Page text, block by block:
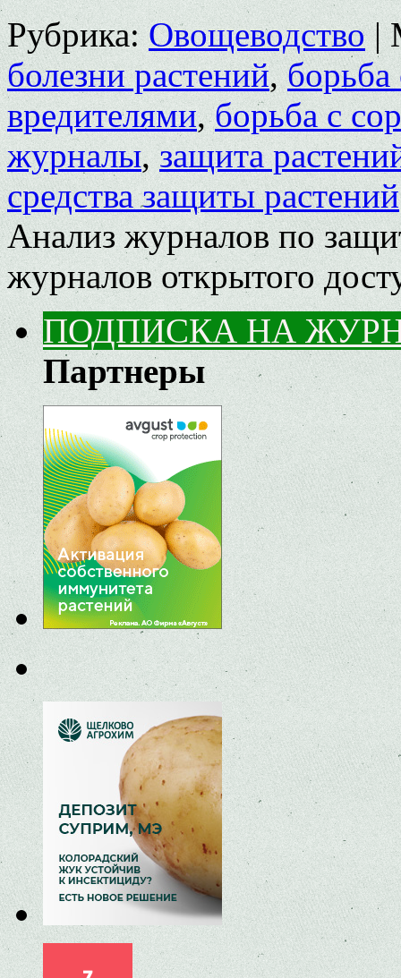
Рубрика: Овощеводство |
болезни растений,борьба
вредителями,борьба с
журналы,защита
средства защиты растений
Анализ журналов по
журналов открытого
ПОДПИСКА НА
Партнеры